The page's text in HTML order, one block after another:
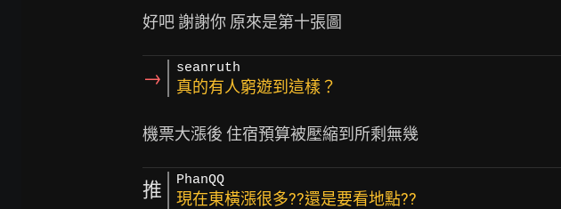
→ seanruth
真的有人窮遊到這樣？
推 PhanQQ
現在東橫漲很多??還是要看地點??